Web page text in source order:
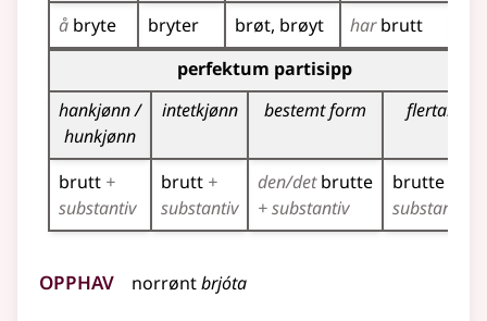
å bryte bryter brøt brøyt harbrutt
Bøyingstabell for dette verbet (partisippformer)
perfektum partisipp
hankjønn /
hunkjønn
intetkjønn bestemt form flertall
brutt +
substantiv
brutt +
substantiv
den/detbrutte
+ substantiv
brutte
substantiv
Opphav norrøntbrjóta